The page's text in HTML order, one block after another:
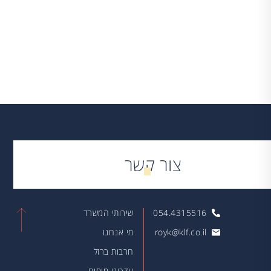
צור קשר
054.4315516
royk@klf.co.il
שירותי המשרד
מי אנחנו
חרבות ברזל